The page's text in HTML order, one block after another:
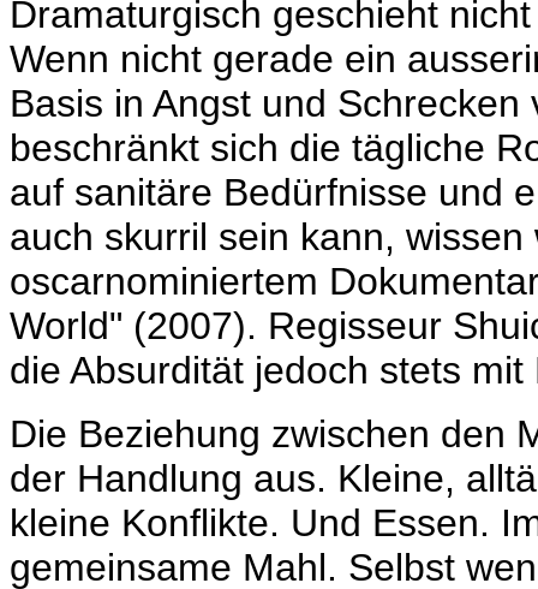
Dramaturgisch geschieht
Wenn nicht gerade ein
Basis in Angst und
beschränkt sich die tägliche
auf sanitäre Bedürfnisse und
auch skurril sein kann,
oscarnominiertem
World" (2007). Regisseur
die Absurdität jedoch stets
Die Beziehung zwischen den
der Handlung aus. Kleine,
kleine Konflikte. Und Essen.
gemeinsame Mahl. Selbst